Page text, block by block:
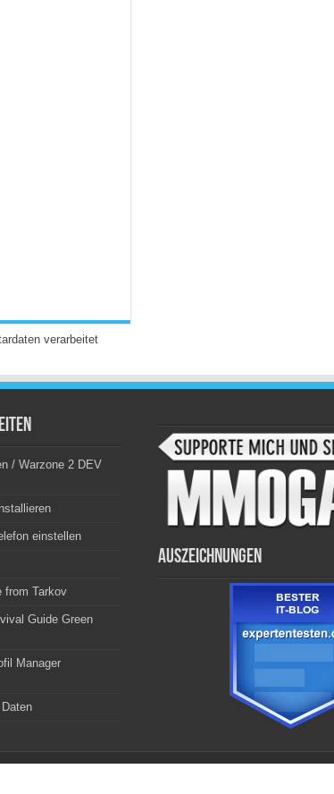
verarbeitet
/ Warzone 2 DEV
einstellen
from Tarkov
Guide Green
Manager
Auszeichnungen